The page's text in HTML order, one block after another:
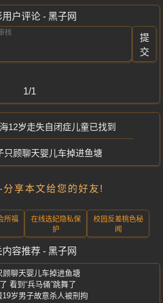
户评论 - 黑子网
提
交
1/1
12岁走失自闭症儿童已找到
只顾聊天婴儿车掉进鱼塘
分享本文给您的好友!
所福
在线选妃隐私保
护
校园反差桃色秘
闻
容推荐 - 黑子网
顾聊天婴儿车掉进鱼塘
看到“兵马俑”跳舞了
19岁男子故意杀人被刑拘